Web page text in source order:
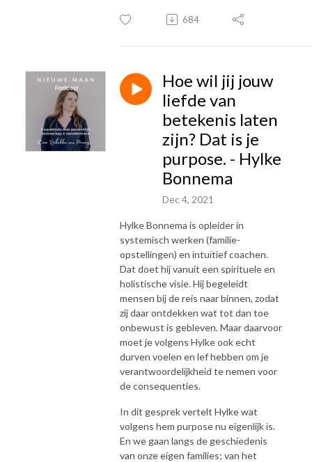
684
Hoe wil jij jouw
liefde van
betekenis laten
zijn? Dat is je
purpose. - Hylke
Bonnema
Dec 4, 2021
Hylke Bonnema is opleider in
systemisch werken (familie-
opstellingen) en intuïtief coachen.
Dat doet hij vanuit een spirituele en
holistische visie. Hij begeleidt
mensen bij de reis naar binnen, zodat
zij daar ontdekken wat tot dan toe
onbewust is gebleven. Maar daarvoor
moet je volgens Hylke ook echt
durven voelen en lef hebben om je
verantwoordelijkheid te nemen voor
de consequenties.
In dit gesprek vertelt Hylke wat
volgens hem purpose nu eigenlijk is.
En we gaan langs de geschiedenis
van onze eigen families; van het